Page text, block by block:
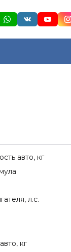
авто, кг
л.с.
кг